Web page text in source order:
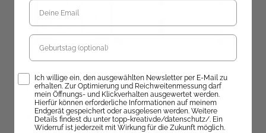
Das große Zentangle-
Buch 2
Ab dem 09.10.26
versandbereit
My Booklove - der
ultimative
Adventskalender für
Bücherfans
Ab dem 10.09.26
versandbereit
Geburtstag
Opt-InIch willige ein, den ausgewählten Newsletter per E-Mail zu
erhalten. Zur Optimierung und Reichweitenmessung darf
mein Öffnungs- und Klickverhalten ausgewertet werden.
Hierfür können erforderliche Informationen auf meinem
Endgerät gespeichert oder ausgelesen werden. Weitere
Details findest du unter topp-kreativ.de/datenschutz/. Ein
Widerruf ist jederzeit mit Wirkung für die Zukunft möglich.